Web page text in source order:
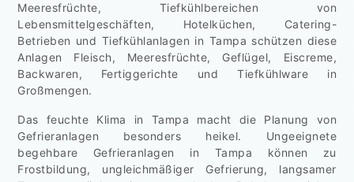
Meeresfrüchte, Tiefkühlbereichen von
Lebensmittelgeschäften, Hotelküchen, Catering-
Betrieben und Tiefkühlanlagen in Tampa schützen diese
Anlagen Fleisch, Meeresfrüchte, Geflügel, Eiscreme,
Backwaren, Fertiggerichte und Tiefkühlware in
Großmengen.
Das feuchte Klima in Tampa macht die Planung von
Gefrieranlagen besonders heikel. Ungeeignete
begehbare Gefrieranlagen in Tampa können zu
Frostbildung, ungleichmäßiger Gefrierung, langsamer